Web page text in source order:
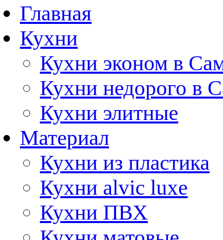
Главная
Кухни
Кухни эконом в
Кухни недорого в
Кухни элитные
Материал
Кухни из пластика
Кухни alvic luxe
Кухни ПВХ